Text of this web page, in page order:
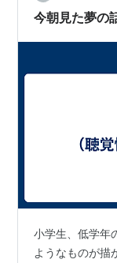
今朝見た夢の
小学生、低学年
ようなものが描